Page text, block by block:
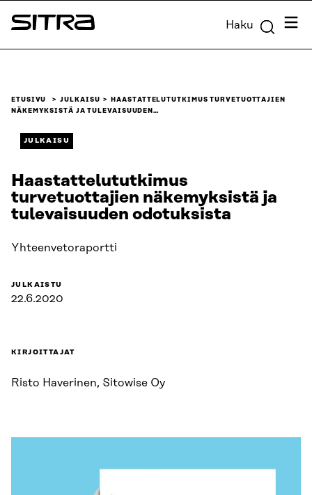
Siirry
suoraan
Sitra Haku
ETUSIVU JULKAISU
HAASTATTELUTUTKIMUS TURVETUOTTAJIEN
NÄKEMYKSISTÄ JA TULEVAISUUDEN…
JULKAISU
Haastattelututkimus
turvetuottajien näkemyksistä ja
tulevaisuuden odotuksista
Yhteenvetoraportti
JULKAISTU
22.6.2020
KIRJOITTAJAT
Risto Haverinen, Sitowise Oy